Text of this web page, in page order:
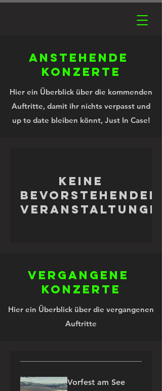
ANstehende
konzerte
Hier ein Überblick über die kommenden
Auftritte, damit ihr nichts verpasst und
up to date bleiben könnt, Just In Case!
Keine
bevorstehenden
Veranstaltungen
Vergangene
konzerte
Hier ein Überblick über die vergangenen
Auftritte
Vorfest am See